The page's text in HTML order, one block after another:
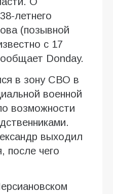
летнего
(позывной
с 17
Donday.
в зону СВО в
военной
возможности
выходил
после чего